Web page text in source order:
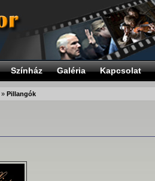
Színház Galéria Kapcsolat
» Pillangók